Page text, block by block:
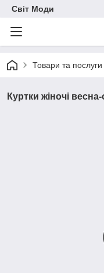
Світ Моди
Товари та послуги
Куртки жіночі